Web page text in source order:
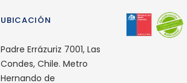
UBICACIÓN
Padre Errázuriz 7001, Las
Condes, Chile. Metro
Hernando de